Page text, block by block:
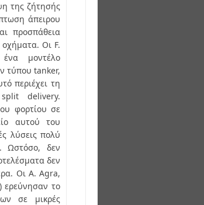
της ζήτησής
άπειρου
προσπάθεια
Οι F.
μοντέλο
τύπου tanker,
περιέχει τη
delivery.
φορτίου σε
αυτού του
λύσεις πολύ
Ωστόσο, δεν
δεν
Οι A. Agra,
ερεύνησαν το
σε μικρές